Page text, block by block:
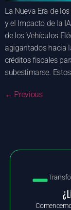
La Nueva Era de
y el Impacto de la
de los Vehículos
agigantados hacia
créditos fiscales
subestimarse.
← Previous